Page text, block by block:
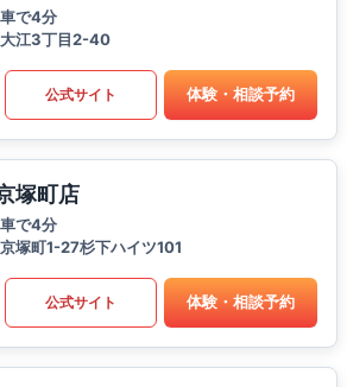
で4分
大江3丁目2-40
公式サイト 体験・相談予約
塚町店
で4分
塚町1-27杉下ハイツ101
公式サイト 体験・相談予約